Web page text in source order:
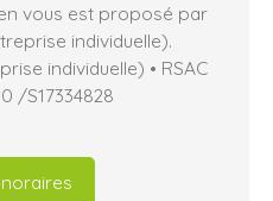
vous est proposé par
individuelle).
individuelle) • RSAC
/S17334828